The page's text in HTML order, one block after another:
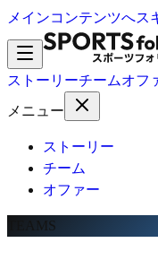
メインコンテンツへス
ストーリーチームオフ
メニュー
ストーリー
チーム
オファー
TEAMS